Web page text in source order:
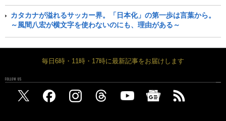
カタカナが溢れるサッカー界。「日本化」の第一歩は言葉から。
～風間八宏が横文字を使わないのにも、理由がある～
毎日6時・11時・17時に最新記事をお届けします
FOLLOW US